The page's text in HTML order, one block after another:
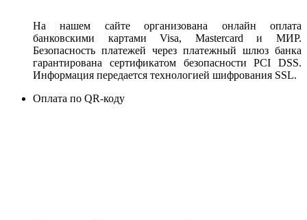
На нашем сайте организована онлайн оплата
банковскими картами Visa, Mastercard и МИР.
Безопасность платежей через платежный шлюз банка
гарантирована сертификатом безопасности PCI DSS.
Информация передается технологией шифрования SSL.
Оплата по QR-коду